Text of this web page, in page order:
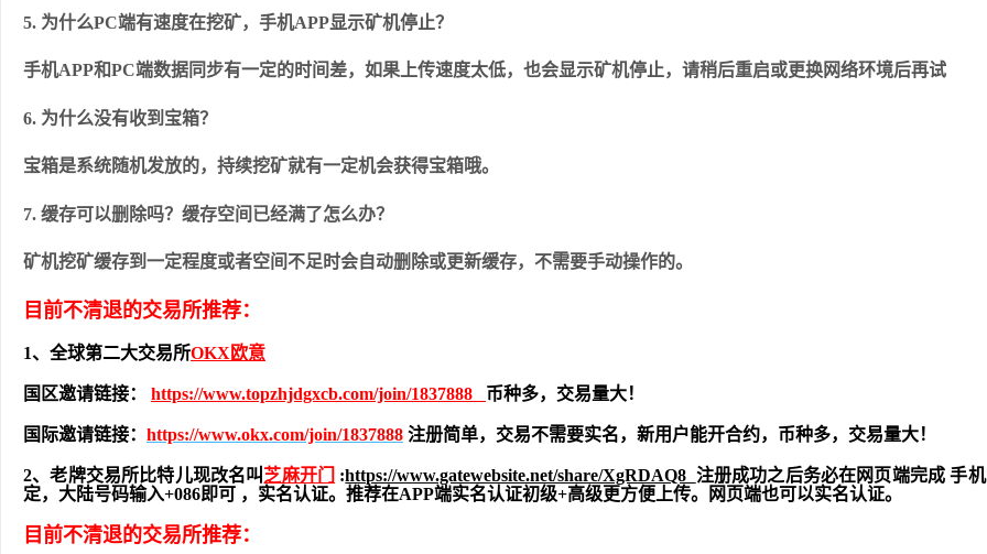
5. 为什么PC端有速度在挖矿，手机APP显示矿机停止？
手机APP和PC端数据同步有一定的时间差，如果上传速度太低，也会显示矿机停止，请稍后重启或更换网络环境后再试
6. 为什么没有收到宝箱？
宝箱是系统随机发放的，持续挖矿就有一定机会获得宝箱哦。
7. 缓存可以删除吗？缓存空间已经满了怎么办？
矿机挖矿缓存到一定程度或者空间不足时会自动删除或更新缓存，不需要手动操作的。
目前不清退的交易所推荐：
1、全球第二大交易所OKX欧意
国区邀请链接： https://www.topzhjdgxcb.com/join/1837888 币种多，交易量大！
国际邀请链接： https://www.okx.com/join/1837888 注册简单，交易不需要实名，新用户能开合约， 币种多，交易量大！
2、老牌交易所比特儿现改名叫 芝麻开门 :https://www.gatewebsite.net/share/XgRDAQ8 注册成功之后务必在网页端完成 手
定，大陆号码输入+086即可 ，实名认证。推荐在APP端实名认证初级+高级更方便上传。网页端也可以实名认证。
目前不清退的交易所推荐：